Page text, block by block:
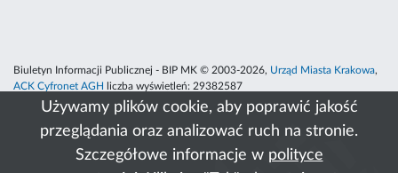
Używamy plików cookie, aby poprawić jakość
przeglądania oraz analizować ruch na stronie.
Szczegółowe informacje w polityce
Biuletyn Informacji Publicznej - BIP MK © 2003-2026, Urząd Miasta Krakowa,
ACK Cyfronet AGH
liczba wyświetleń: 29382587